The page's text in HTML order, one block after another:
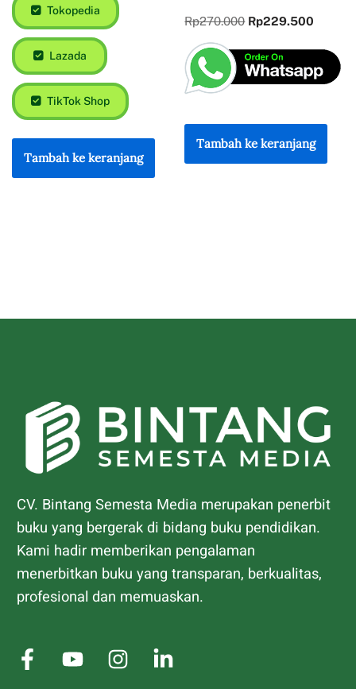
Tokopedia
Lazada
TikTok Shop
Tambah ke keranjang
Rp270.000 Rp229.500
Tambah ke keranjang
CV. Bintang Semesta Media merupakan penerbit
buku yang bergerak di bidang buku pendidikan.
Kami hadir memberikan pengalaman
menerbitkan buku yang transparan, berkualitas,
profesional dan memuaskan.